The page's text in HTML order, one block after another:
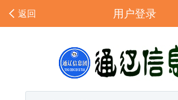
返回 用户登录